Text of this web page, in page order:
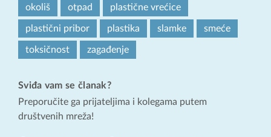
okoliš otpad plastične vrećice
plastični pribor plastika slamke smeće
toksičnost zagađenje
Sviđa vam se članak?
Preporučite ga prijateljima i kolegama putem
društvenih mreža!